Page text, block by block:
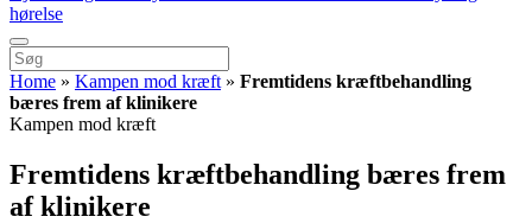
hørelse
Home » Kampen mod kræft » Fremtidens kræftbehandling
bæres frem af klinikere
Kampen mod kræft
Fremtidens kræftbehandling bæres frem
af klinikere